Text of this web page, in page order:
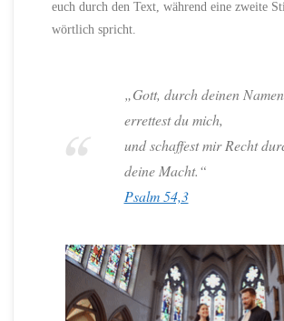
euch durch den Text, während eine zweite
wörtlich spricht.
„Gott, durch deinen Namen
errettest du mich,
und schaffest mir Recht
deine Macht.“
Psalm 54,3